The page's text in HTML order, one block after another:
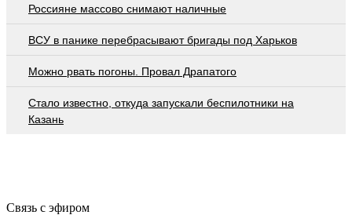
Россияне массово снимают наличные
ВСУ в панике перебрасывают бригады под Харьков
Можно рвать погоны. Провал Драпатого
Стало известно, откуда запускали беспилотники на
Казань
Связь с эфиром